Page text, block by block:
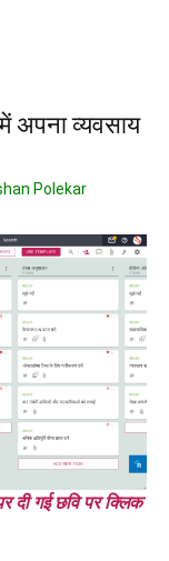
अपना व्यवसाय
Polekar
दी गई छवि पर क्लिक